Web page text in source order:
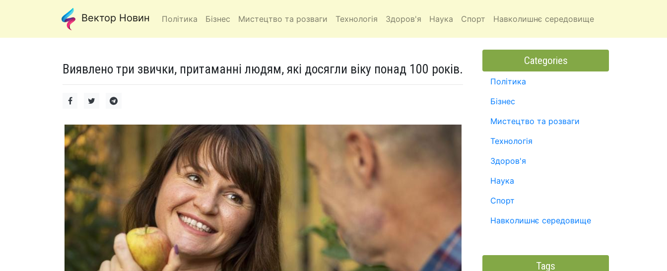
Вектор Новин Політика Бізнес Мистецтво та розваги Технологія Здоров'я Наука Спорт Навколишнє середовище
Виявлено три звички, притаманні людям, які досягли віку понад 100 років.
Categories
Політика
Бізнес
Мистецтво та розваги
Технологія
Здоров'я
Наука
Спорт
Навколишнє середовище
Tags